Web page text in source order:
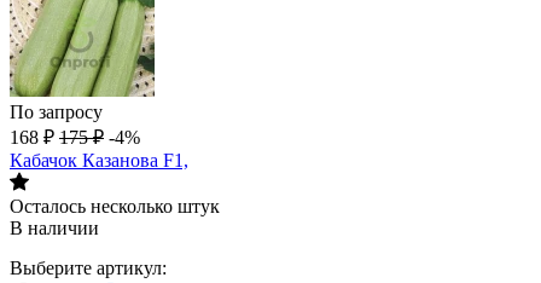
По запросу
168 ₽ 175 ₽ -4%
Кабачок Казанова F1,
Осталось несколько штук
В наличии
Выберите артикул: